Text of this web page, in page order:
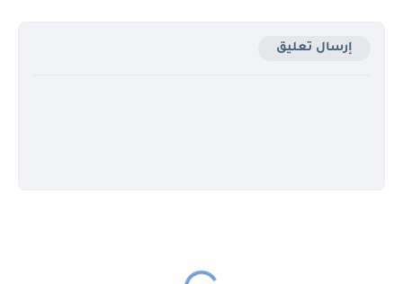
إرسال تعليق